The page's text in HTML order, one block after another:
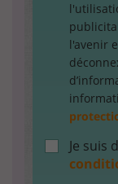
l'avenir
Je suis